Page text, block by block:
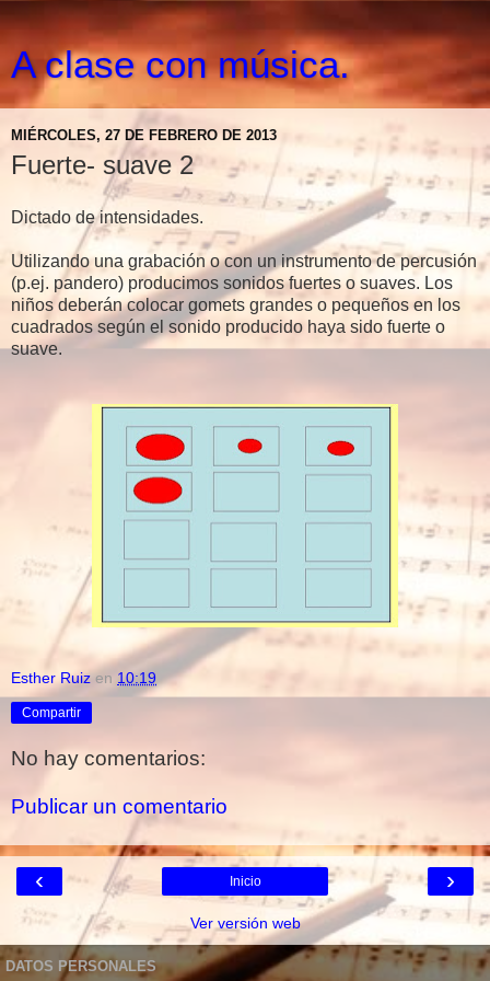
A clase con música.
MIÉRCOLES, 27 DE FEBRERO DE 2013
Fuerte- suave 2
Dictado de intensidades.
Utilizando una grabación o con un instrumento de percusión
(p.ej. pandero) producimos sonidos fuertes o suaves. Los
niños deberán colocar gomets grandes o pequeños en los
cuadrados según el sonido producido haya sido fuerte o
suave.
Esther Ruiz en 10:19
Compartir
No hay comentarios:
Publicar un comentario
‹ ›
Inicio
Ver versión web
DATOS PERSONALES